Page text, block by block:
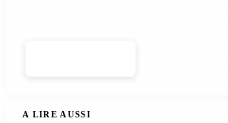
A LIRE AUSSI